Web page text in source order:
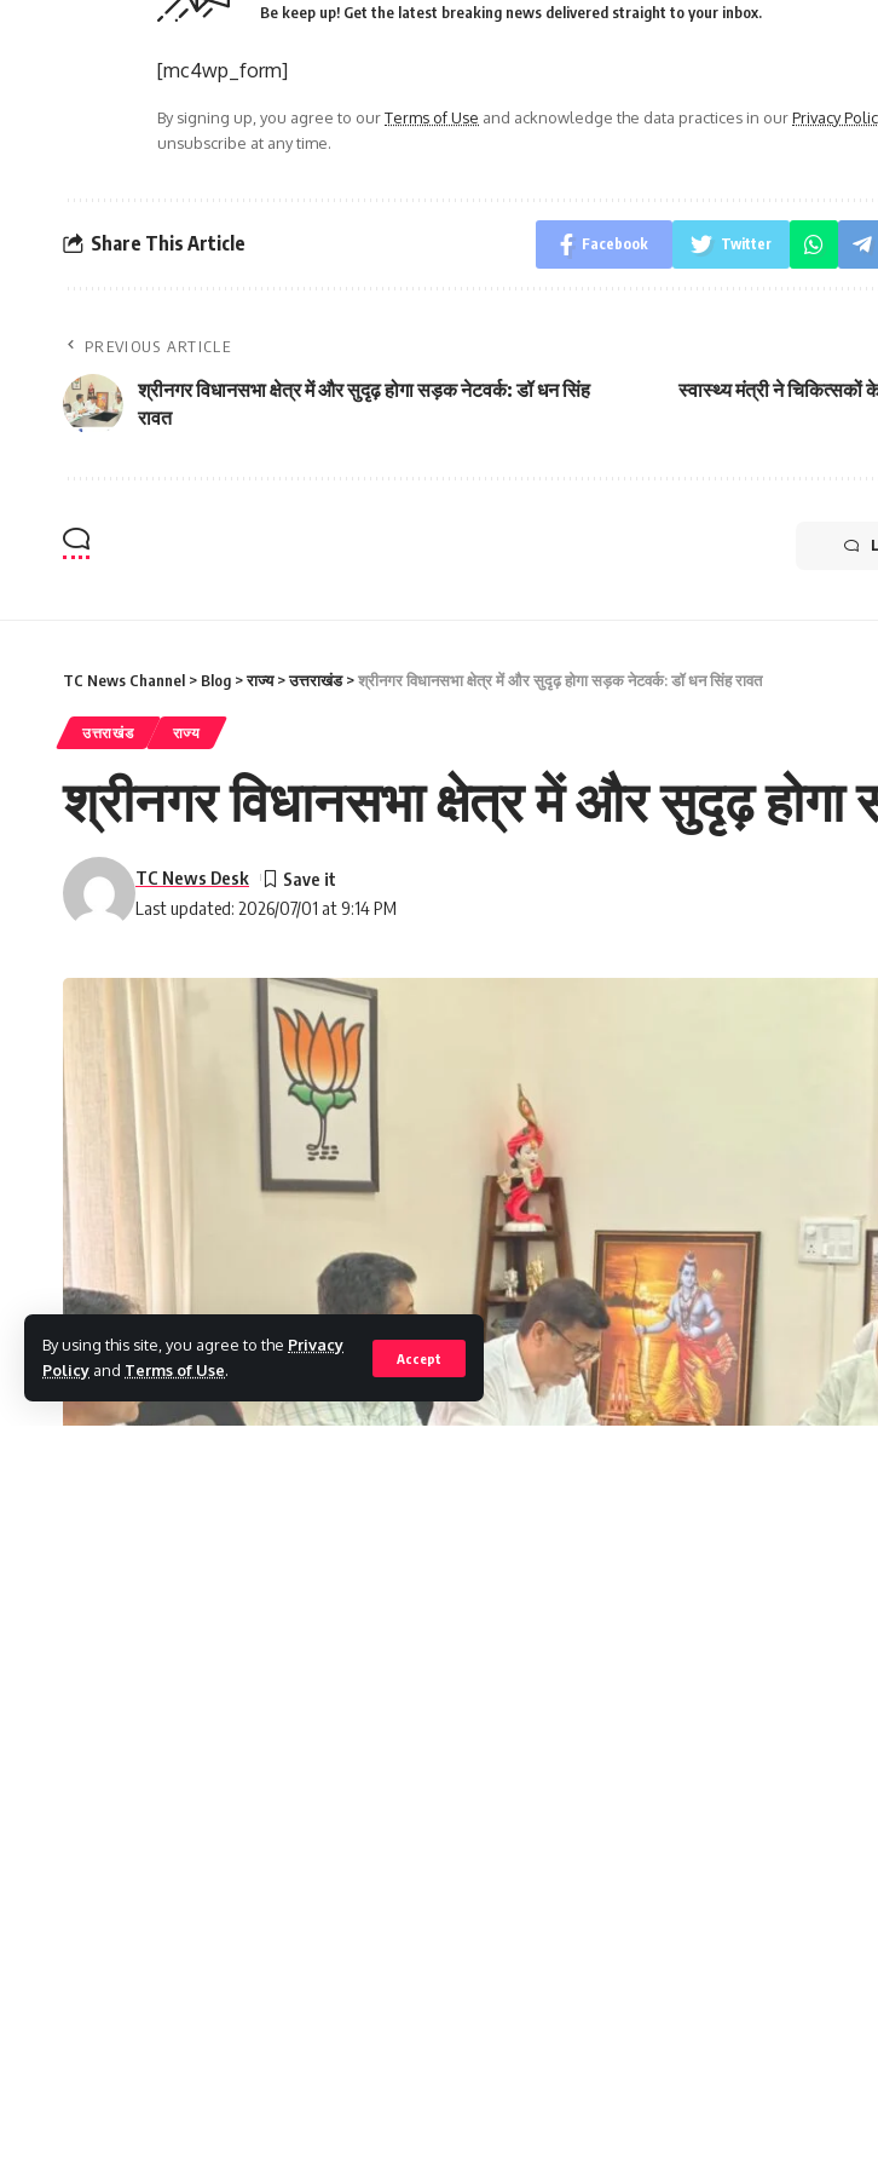
By using this site, you agree to the Privacy
Policy and Terms of Use.
Accept
Be keep up! Get the latest breaking news delivered straight to your inbox.
[mc4wp_form]
By signing up, you agree to ourTerms of Use and acknowledge the data practices in ourPrivacy
unsubscribe at any time.
Share This Article Facebook Twitter
PREVIOUS ARTICLE
श्रीनगर विधानसभा क्षेत्र में और सुदृढ़ होगा सड़क नेटवर्क: डॉ धन सिंह
रावत
स्वास्थ्य मंत्री ने चिकित्सकों
TC News Channel > Blog >राज्य>उत्तराखंड>श्रीनगर विधानसभा क्षेत्र में और सुदृढ़ होगा सड़क नेटवर्क: डॉ धन सिंह रावत
उत्तराखंड राज्य
श्रीनगर विधानसभा क्षेत्र में और सुदृढ़
Last updated: 2026/07/01 at 9:14 PM
TC News Desk